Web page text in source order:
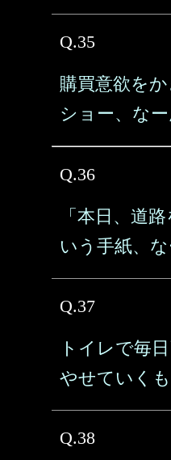
Q.35
購買意欲を
ショー、なー
Q.36
「本日、道
いう手紙、な
Q.37
トイレで毎
やせていく
Q.38